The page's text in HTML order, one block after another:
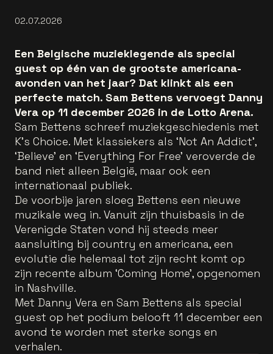
02.07.2026
Een Belgische muzieklegende als special
guest op één van de grootste americana-
avonden van het jaar? Dat klinkt als een
perfecte match. Sam Bettens vervoegt Danny
Vera op 11 december 2026 in de Lotto Arena.
Sam Bettens schreef muziekgeschiedenis met
K's Choice. Met klassiekers als ‘Not An Addict’,
‘Believe' en ‘Everything For Free’ veroverde de
band niet alleen België, maar ook een
internationaal publiek.
De voorbije jaren sloeg Bettens een nieuwe
muzikale weg in. Vanuit zijn thuisbasis in de
Verenigde Staten vond hij steeds meer
aansluiting bij country en americana, een
evolutie die helemaal tot zijn recht komt op
zijn recente album ‘Coming Home’, opgenomen
in Nashville.
Met Danny Vera en Sam Bettens als special
guest op het podium belooft 11 december een
avond te worden met sterke songs en
verhalen.